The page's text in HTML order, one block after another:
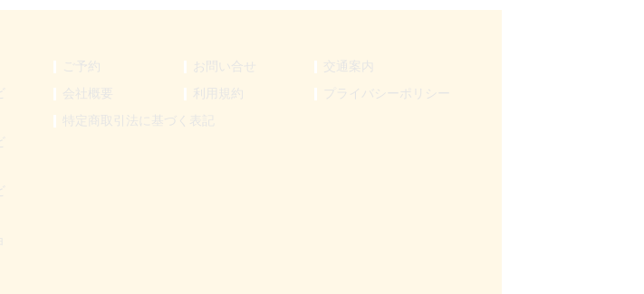
ご予約 お問い合せ
交通案内
会社概要
利用規約
プライバシーポリシー
特定商取引法に基づく表記